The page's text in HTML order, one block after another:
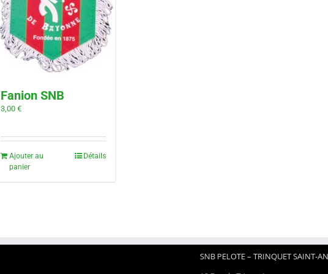
Fanion SNB
3,00 €
Ajouter au
panier
Détails
SNB PELOTE – TRINQUET SAINT-